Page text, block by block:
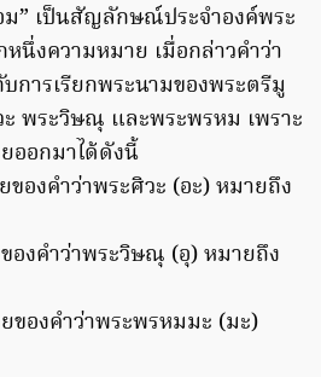
” เป็นสัญลักษณ์ประจำองค์พระ
นึ่งความหมาย เมื่อกล่าวคำว่า
การเรียกพระนามของพระตรีมู
พระวิษณุ และพระพรหม เพราะ
ออกมาได้ดังนี้
องคำว่าพระศิวะ (อะ) หมายถึง
องคำว่าพระวิษณุ (อุ) หมายถึง
ของคำว่าพระพรหมมะ (มะ)